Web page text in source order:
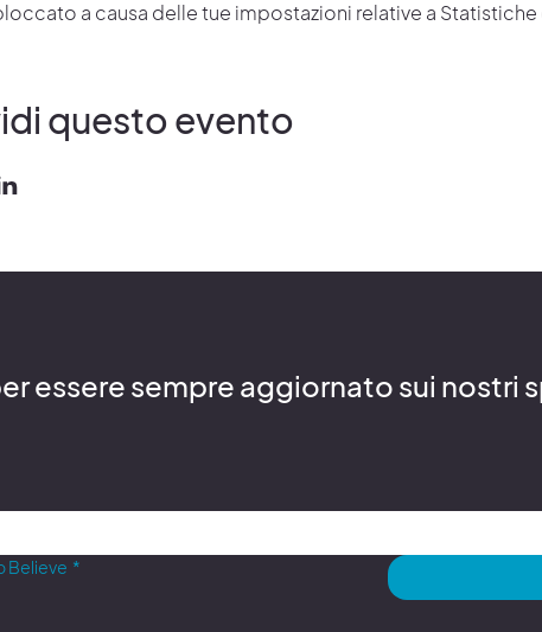
a causa delle tue impostazioni relative a
questo evento
essere sempre aggiornato sui nostri
Believe *